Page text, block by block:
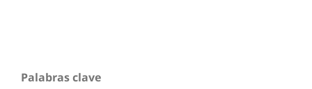
Palabras clave